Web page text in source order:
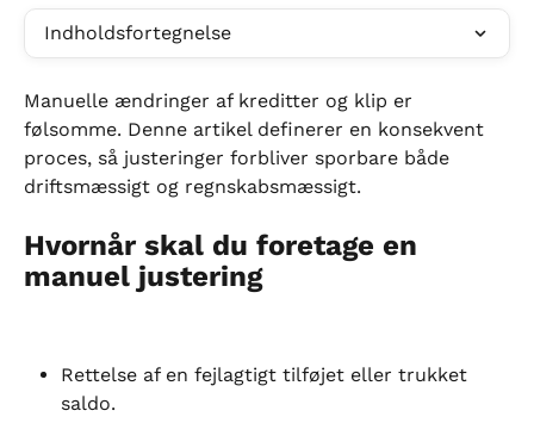
Indholdsfortegnelse
Manuelle ændringer af kreditter og klip er
følsomme. Denne artikel definerer en konsekvent
proces, så justeringer forbliver sporbare både
driftsmæssigt og regnskabsmæssigt.
Hvornår skal du foretage en
manuel justering
Rettelse af en fejlagtigt tilføjet eller trukket
saldo.